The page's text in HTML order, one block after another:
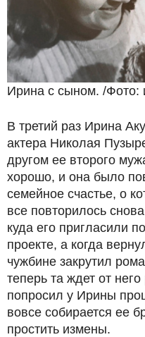
Ирина с сыном. /Фото:
В третий раз Ирина
актера Николая
другом ее второго
хорошо, и она было
семейное счастье, о
все повторилось
куда его пригласили
проекте, а когда
чужбине закрутил
теперь та ждет от
попросил у Ирины
вовсе собирается ее
простить измены.